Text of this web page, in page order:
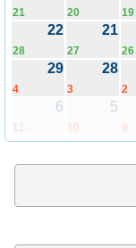
19
20
21
26
21
27
22
28
2
28
3
29
4
9
5
10
6
11